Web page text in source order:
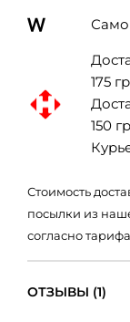
175
150
Стоимость
посылки из
согласно
ОТЗЫВЫ (1)